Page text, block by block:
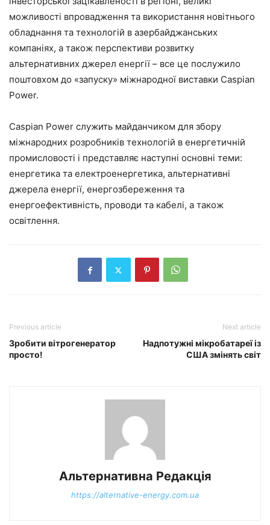
можливості впровадження та використання новітнього
обладнання та технологій в азербайджанських
компаніях, а також перспективи розвитку
альтернативних джерел енергії – все це послужило
поштовхом до «запуску» міжнародної виставки Caspian
Power.
Caspian Power служить майданчиком для збору
міжнародних розробників технологій в енергетичній
промисловості і представляє наступні основні теми:
енергетика та електроенергетика, альтернативні
джерела енергії, енергозбереження та
енергоефективність, проводи та кабелі, а також
освітлення.
Previous article
Зробити вітрогенератор
просто!
Next article
Надпотужні мікробатареї із
США змінять світ
Альтернативна Редакція
https://alternative-energy.com.ua